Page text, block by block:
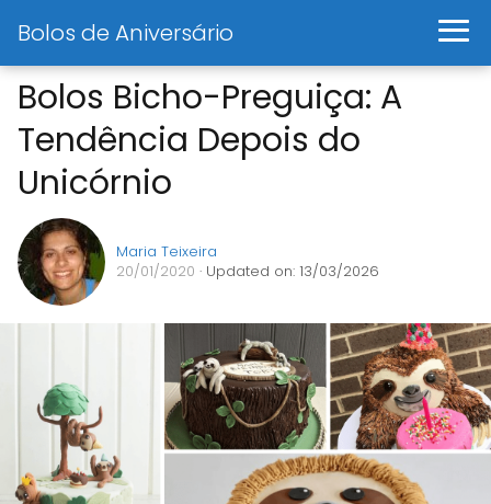
Bolos de Aniversário
Bolos Bicho-Preguiça: A
Tendência Depois do
Unicórnio
Maria Teixeira
20/01/2020 · Updated on: 13/03/2026